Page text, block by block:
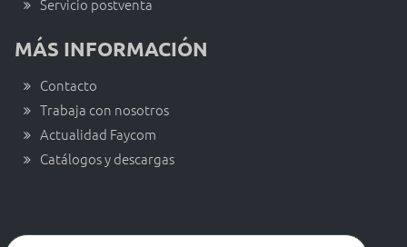
Servicio postventa
MÁS INFORMACIÓN
Contacto
Trabaja con nosotros
Actualidad Faycom
Catálogos y descargas